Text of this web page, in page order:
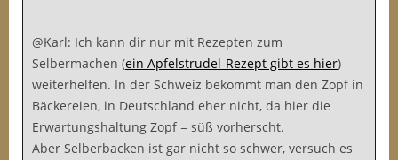
@Karl: Ich kann dir nur mit Rezepten zum
Selbermachen (ein Apfelstrudel-Rezept gibt es hier)
weiterhelfen. In der Schweiz bekommt man den Zopf in
Bäckereien, in Deutschland eher nicht, da hier die
Erwartungshaltung Zopf = süß vorherscht.
Aber Selberbacken ist gar nicht so schwer, versuch es